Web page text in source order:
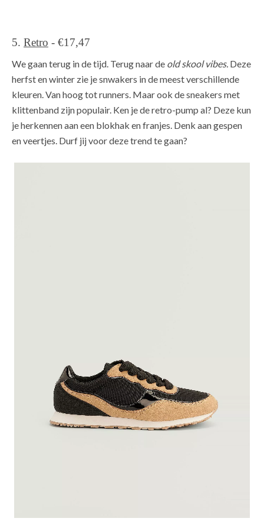
5. Retro - €17,47
We gaan terug in de tijd. Terug naar de old skool vibes. Deze
herfst en winter zie je snwakers in de meest verschillende
kleuren. Van hoog tot runners. Maar ook de sneakers met
klittenband zijn populair. Ken je de retro-pump al? Deze kun
je herkennen aan een blokhak en franjes. Denk aan gespen
en veertjes. Durf jij voor deze trend te gaan?